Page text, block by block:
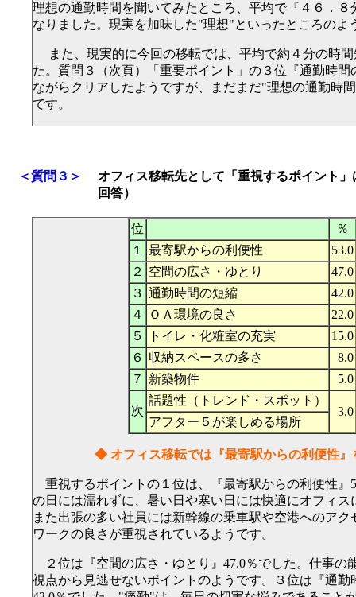
理想の通勤時間を聞いてみたところ、平均で『４６．８
なりました。現実を加味した"理想"といったところのよ
また、現実的に今回の移転では、平均で約４分の時間
た。質問３（次頁）「重要ポイント」の３位『通勤時間
ながらクリアしたようですが、まだまだ"理想の通勤時
です。
＜質問３＞
オフィス移転先として「重視するポイント
回答）
位
％
１
最寄駅からの利便性
53.0
２
空間の広さ・ゆとり
47.0
３ 通勤時間の短縮
42.0
４
ＯＡ環境の良さ
22.0
５
トイレ・化粧室の充実
15.0
６
収納スペースの多さ
8.0
７
新築物件 5.0
次
話題性（トレンド・スポット）
3.0
アフター５が楽しめる場所
◆ オフィス移転では『最寄駅からの利便性』
重視するポイントの１位は、『最寄駅からの利便性』
の日には濡れずに、暑い日や寒い日には快適にオフィス
また出張の多い社員には新幹線の乗車駅や空港へのアク
ワークの良さが重視されているようです。
２位は『空間の広さ・ゆとり』47.0％でした。仕事の
視点から見逃せないポイントのようです。３位は『通勤